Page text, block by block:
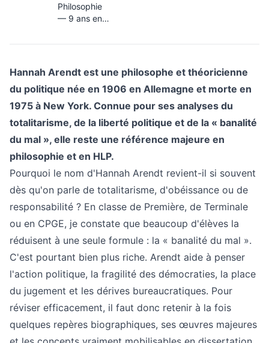
Philosophie
— 9 ans en
docteure en
idées
Hannah Arendt est une philosophe et théoricienne
du politique née en 1906 en Allemagne et morte en
1975 à New York. Connue pour ses analyses du
totalitarisme, de la liberté politique et de la « banalité
du mal », elle reste une référence majeure en
philosophie et en HLP.
Pourquoi le nom d'Hannah Arendt revient-il si souvent
dès qu'on parle de totalitarisme, d'obéissance ou de
responsabilité ? En classe de Première, de Terminale
ou en CPGE, je constate que beaucoup d'élèves la
réduisent à une seule formule : la « banalité du mal ».
C'est pourtant bien plus riche. Arendt aide à penser
l'action politique, la fragilité des démocraties, la place
du jugement et les dérives bureaucratiques. Pour
réviser efficacement, il faut donc retenir à la fois
quelques repères biographiques, ses œuvres majeures